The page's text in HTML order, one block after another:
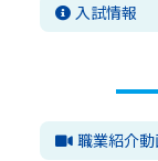
入試情報
職業紹介